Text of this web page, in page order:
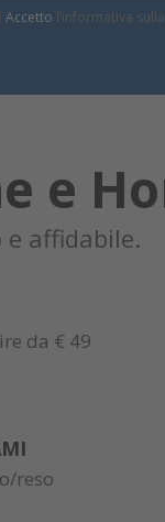
Accetto l’informativa
e
e affidabile.
da € 49
reso